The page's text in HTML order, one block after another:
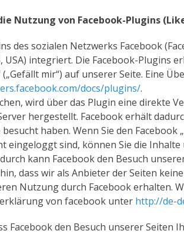
Nutzung von Facebook-Plugins
des sozialen Netzwerks Facebook
integriert. Die Facebook-Plugins
mir“) auf unserer Seite. Eine
docs/plugins/.
wird über das Plugin eine direkte
hergestellt. Facebook erhält
haben. Wenn Sie den
eingeloggt sind, können Sie die
kann Facebook den Besuch
dass wir als Anbieter der Seiten
Nutzung durch Facebook erhalten.
von facebook unter http://de-
Facebook den Besuch unserer Seiten